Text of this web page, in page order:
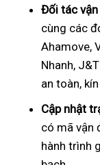
Đối tác vận
cùng các
Ahamove,
Nhanh,
an toàn,
Cập nhật
có mã vận
hành trình